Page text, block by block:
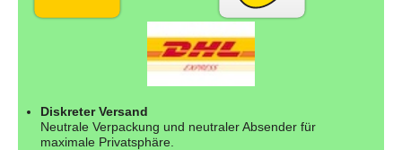
Diskreter Versand
Neutrale Verpackung und neutraler Absender für
maximale Privatsphäre.